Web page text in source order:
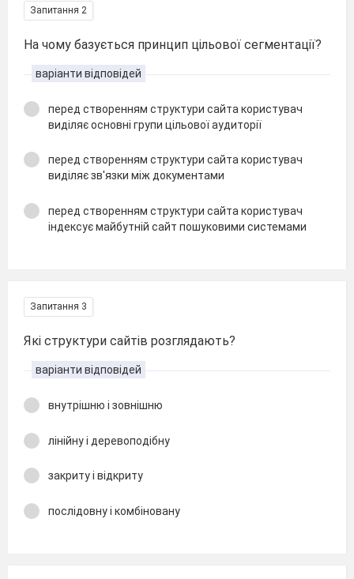
Запитання 2
На чому базується принцип цільової сегментації?
варіанти відповідей
перед створенням структури сайта користувач
виділяє основні групи цільової аудиторії
перед створенням структури сайта користувач
виділяє зв'язки між документами
перед створенням структури сайта користувач
індексує майбутній сайт пошуковими системами
Запитання 3
Які структури сайтів розглядають?
варіанти відповідей
внутрішню і зовнішню
лінійну і деревоподібну
закриту і відкриту
послідовну і комбіновану